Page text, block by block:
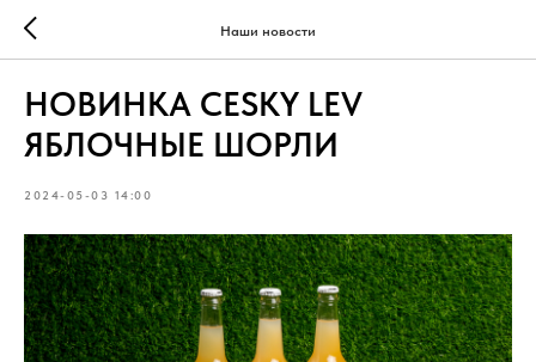
Наши новости
НОВИНКА CESKY LEV
ЯБЛОЧНЫЕ ШОРЛИ
2024-05-03 14:00